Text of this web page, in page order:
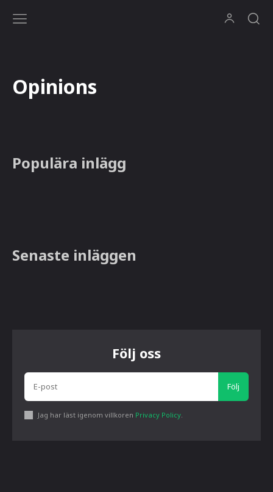
Opinions
Populära inlägg
Senaste inläggen
Följ oss
Följ
Jag har läst igenom villkoren Privacy Policy